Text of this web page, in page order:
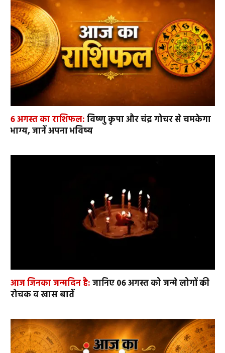
6 अगस्त का राशिफल:विष्णु कृपा और चंद्र गोचर से चमकेगा
भाग्य, जानें अपना भविष्य
आज जिनका जन्मदिन है:जानिए 06 अगस्त को जन्मे लोगों की
रोचक व खास बातें